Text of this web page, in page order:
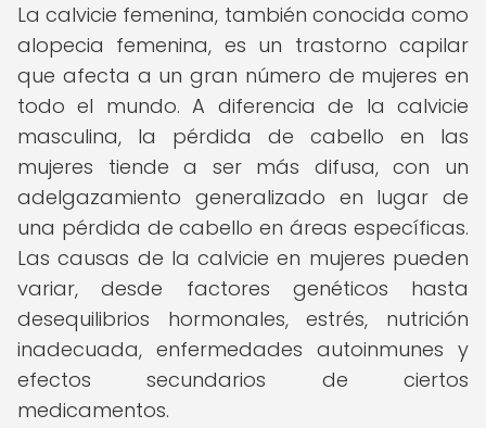
La calvicie femenina, también conocida como
alopecia femenina, es un trastorno capilar
que afecta a un gran número de mujeres en
todo el mundo. A diferencia de la calvicie
masculina, la pérdida de cabello en las
mujeres tiende a ser más difusa, con un
adelgazamiento generalizado en lugar de
una pérdida de cabello en áreas específicas.
Las causas de la calvicie en mujeres pueden
variar, desde factores genéticos hasta
desequilibrios hormonales, estrés, nutrición
inadecuada, enfermedades autoinmunes y
efectos secundarios de ciertos
medicamentos.